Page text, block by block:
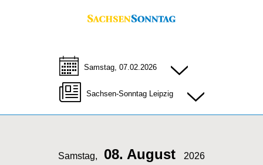
Samstag, 07.02.2026
Sachsen-Sonntag Leipzig
Samstag, 08. August 2026